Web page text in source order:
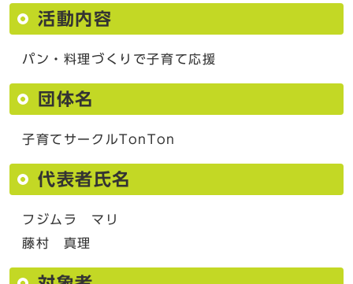
活動内容
パン・料理づくりで子育て応援
団体名
子育てサークルTonTon
代表者氏名
フジムラ マリ
藤村 真理